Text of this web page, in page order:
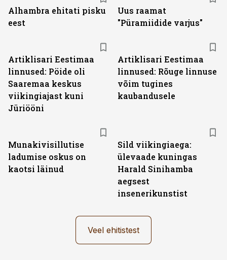
Alhambra ehitati pisku
eest
Uus raamat
"Püramiidide varjus"
Artiklisari Eestimaa
linnused: Pöide oli
Saaremaa keskus
viikingiajast kuni
Jüriööni
Artiklisari Eestimaa
linnused: Rõuge linnuse
võim tugines
kaubandusele
Munakivisillutise
ladumise oskus on
kaotsi läinud
Sild viikingiaega:
ülevaade kuningas
Harald Sinihamba
aegsest
insenerikunstist
Veel ehitistest